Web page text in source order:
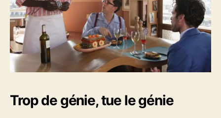
Trop de génie, tue le génie